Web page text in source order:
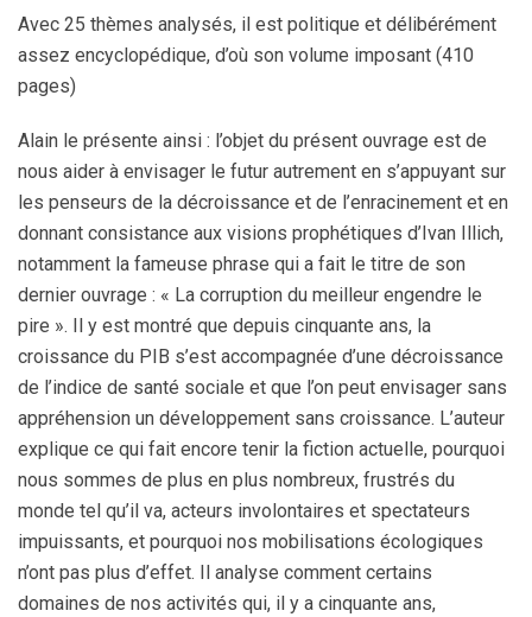
Avec 25 thèmes analysés, il est politique et délibérément
assez encyclopédique, d’où son volume imposant (410
pages)
Alain le présente ainsi : l’objet du présent ouvrage est de
nous aider à envisager le futur autrement en s’appuyant sur
les penseurs de la décroissance et de l’enracinement et en
donnant consistance aux visions prophétiques d’Ivan Illich,
notamment la fameuse phrase qui a fait le titre de son
dernier ouvrage : « La corruption du meilleur engendre le
pire ». Il y est montré que depuis cinquante ans, la
croissance du PIB s’est accompagnée d’une décroissance
de l’indice de santé sociale et que l’on peut envisager sans
appréhension un développement sans croissance. L’auteur
explique ce qui fait encore tenir la fiction actuelle, pourquoi
nous sommes de plus en plus nombreux, frustrés du
monde tel qu’il va, acteurs involontaires et spectateurs
impuissants, et pourquoi nos mobilisations écologiques
n’ont pas plus d’effet. Il analyse comment certains
domaines de nos activités qui, il y a cinquante ans,